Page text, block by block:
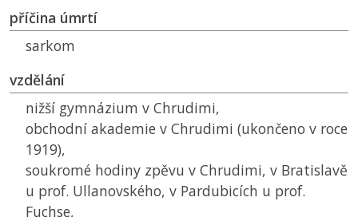
příčina úmrtí
sarkom
vzdělání
nižší gymnázium v Chrudimi,
obchodní akademie v Chrudimi (ukončeno v roce
1919),
soukromé hodiny zpěvu v Chrudimi, v Bratislavě
u prof. Ullanovského, v Pardubicích u prof.
Fuchse,